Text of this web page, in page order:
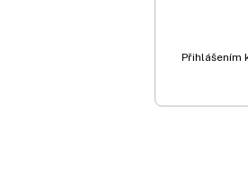
Přihlášením